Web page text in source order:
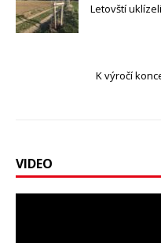
Letovští
K výročí
VIDEO